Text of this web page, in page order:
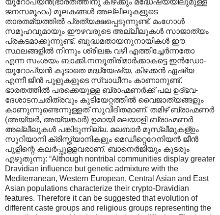
ജനസമൂഹം) മൂലകങ്ങള്‍ അല്ലീലുകളുടെ
താരതമ്യത്തില്‍ പ്രത്യക്ഷപ്പെടുന്നുണ്ട്. മംഗോള്‍
സമൂഹവുമായും ഈഴവരുടെ അല്ലീലുകള്‍ സാജാത്യം
പ്രകടമാക്കുന്നുണ്ട്. ബുദ്ധമതായനുനായികള്‍ ഈ
സ്ഥലങ്ങളില്‍ നിന്നും ശ്രീലങ്ക വഴി എത്തിച്ചേര്‍ന്നതോ
എന്ന സംശയം ബാക്കി.നമ്പൂതിരിമാര്‍ക്കാകട്ടെ ഇന്‍ഡോ-
യൂറോപ്യന്‍ കൂടാതെ മദ്ധ്യേഷ്യ, കിഴക്കന്‍ ഏഷ്യ
എന്നീ ജീന്‍ പൂളുകളുടെ സ്വാധീനം‍ കാണാനുണ്ട്.
ഭാരതത്തില്‍ പരക്കെയുള്ള ബ്രാഹ്മണര്‍ക്ക് പല ഉദ്ഭവ-
ദേശാടനചരിത്രവും കുടിയേറ്റത്തില്‍ വൈജാത്യങ്ങളും
കാണുന്നുണ്ടെന്നുള്ളത് സുവിദിതമാണ്. തമിഴ് ബ്രാഹ്മണര്‍
(അയ്യര്‍, അയ്യങ്കാര്‍) ഉമായി മലയാളി ബ്രാഹ്മണര്‍
അല്ലീലുകള്‍ പങ്കിടുന്നില്ല. മലബാര്‍ മുസ്ലീമുകള്ഉം
സുറിയാനി ക്രിസ്ത്യാനികളും മെഡീറ്റെറേനിയന്‍ ജീന്‍
പൂളിന്റെ കലര്‍പ്പുള്ളവരാണ്. ബാനെര്‍ജിയും കൂടരും
എഴുതുന്നു: “Although nontribal communities display greater
Dravidian influence but genetic admixture with the
Mediterranean, Western European, Central Asian and East
Asian populations characterize their crypto-Dravidian
features. Therefore it can be suggested that evolution of
different caste groups and religious groups representing the